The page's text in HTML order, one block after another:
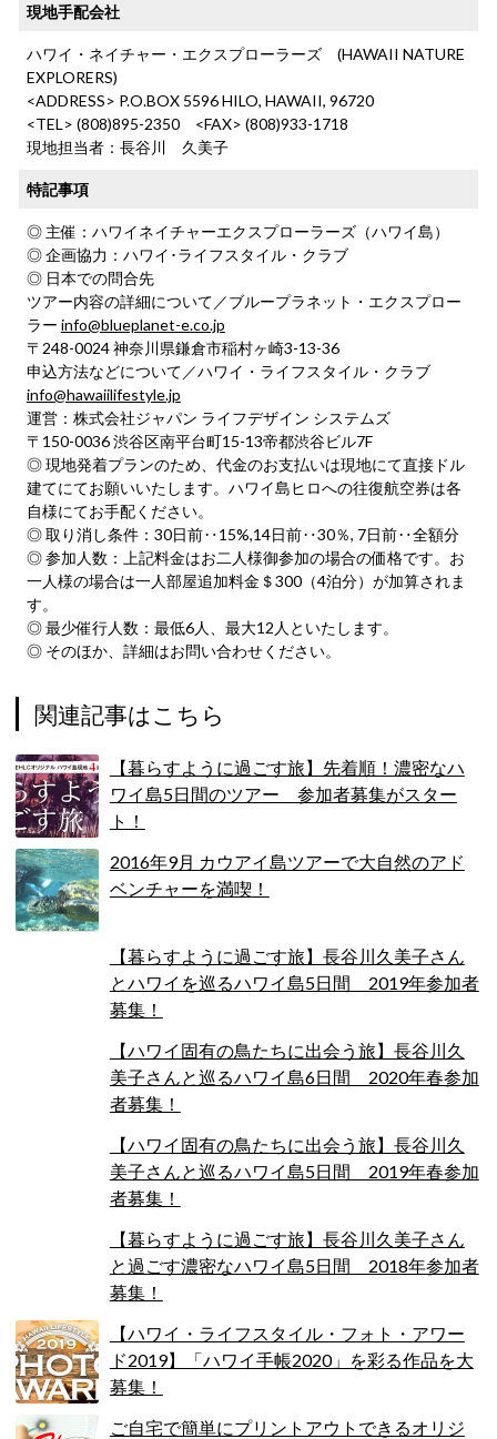
現地手配会社
ハワイ・ネイチャー・エクスプローラーズ (HAWAII NATURE
EXPLORERS)
<ADDRESS> P.O.BOX 5596 HILO, HAWAII, 96720
<TEL> (808)895-2350 <FAX> (808)933-1718
現地担当者：長谷川 久美子
特記事項
◎ 主催：ハワイネイチャーエクスプローラーズ（ハワイ島）
◎ 企画協力：ハワイ･ライフスタイル・クラブ
◎ 日本での問合先
ツアー内容の詳細について／ブループラネット・エクスプロー
ラー info@blueplanet-e.co.jp
〒248-0024 神奈川県鎌倉市稲村ヶ崎3-13-36
申込方法などについて／ハワイ・ライフスタイル・クラブ
info@hawaiilifestyle.jp
運営：株式会社ジャパン ライフデザイン システムズ
〒150-0036 渋谷区南平台町15-13帝都渋谷ビル7F
◎ 現地発着プランのため、代金のお支払いは現地にて直接ドル
建てにてお願いいたします。ハワイ島ヒロへの往復航空券は各
自様にてお手配ください。
◎ 取り消し条件：30日前‥15%,14日前‥30％, 7日前‥全額分
◎ 参加人数：上記料金はお二人様御参加の場合の価格です。お
一人様の場合は一人部屋追加料金＄300（4泊分）が加算されま
す。
◎ 最少催行人数：最低6人、最大12人といたします。
◎ そのほか、詳細はお問い合わせください。
関連記事はこちら
【暮らすように過ごす旅】先着順！濃密なハ
ワイ島5日間のツアー 参加者募集がスター
ト！
2016年9月 カウアイ島ツアーで大自然のアド
ベンチャーを満喫！
【暮らすように過ごす旅】長谷川久美子さん
とハワイを巡るハワイ島5日間 2019年参加者
募集！
【ハワイ固有の鳥たちに出会う旅】長谷川久
美子さんと巡るハワイ島6日間 2020年春参加
者募集！
【ハワイ固有の鳥たちに出会う旅】長谷川久
美子さんと巡るハワイ島5日間 2019年春参加
者募集！
【暮らすように過ごす旅】長谷川久美子さん
と過ごす濃密なハワイ島5日間 2018年参加者
募集！
【ハワイ・ライフスタイル・フォト・アワー
ド2019】「ハワイ手帳2020」を彩る作品を大
募集！
ご自宅で簡単にプリントアウトできるオリジ